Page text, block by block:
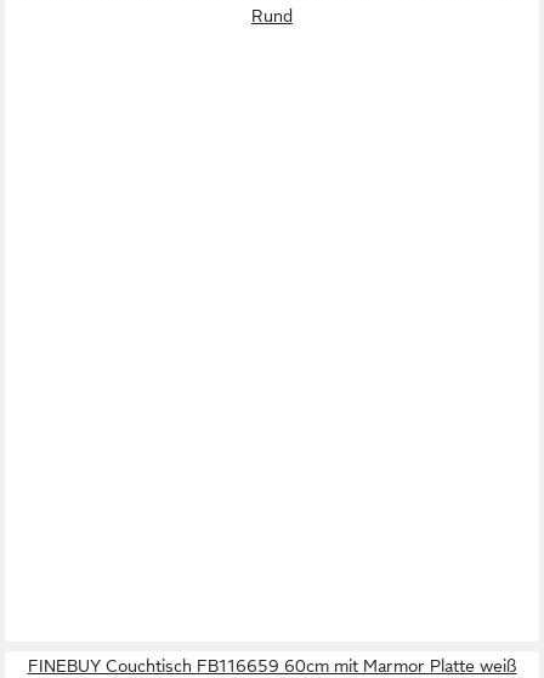
Rund
FINEBUY Couchtisch FB116659 60cm mit Marmor Platte weiß